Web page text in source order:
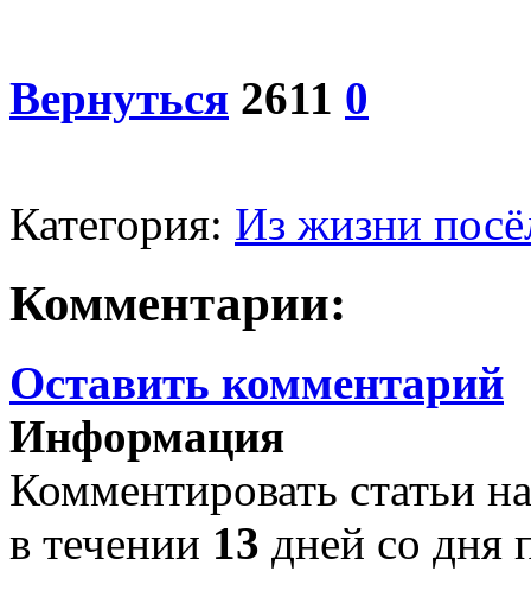
Вернуться 2611 0
Категория: Из жизни
Комментарии:
Оставить комментарий
Информация
Комментировать статьи
в течении 13 дней со дня